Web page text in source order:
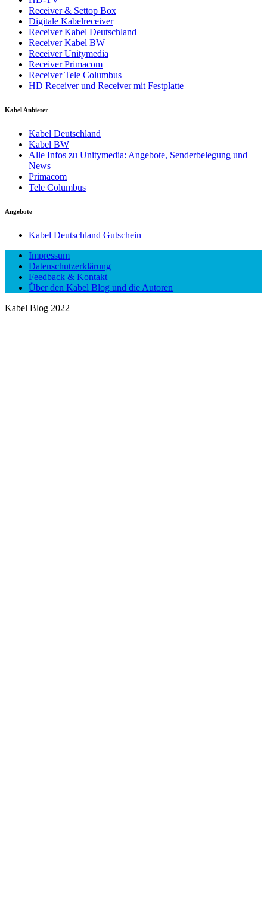
Receiver & Settop Box
Digitale Kabelreceiver
Receiver Kabel Deutschland
Receiver Kabel BW
Receiver Unitymedia
Receiver Primacom
Receiver Tele Columbus
HD Receiver und Receiver mit Festplatte
Kabel Anbieter
Kabel Deutschland
Kabel BW
Alle Infos zu Unitymedia: Angebote, Senderbelegung und
News
Primacom
Tele Columbus
Angebote
Kabel Deutschland Gutschein
Impressum
Datenschutzerklärung
Feedback & Kontakt
Über den Kabel Blog und die Autoren
Kabel Blog 2022